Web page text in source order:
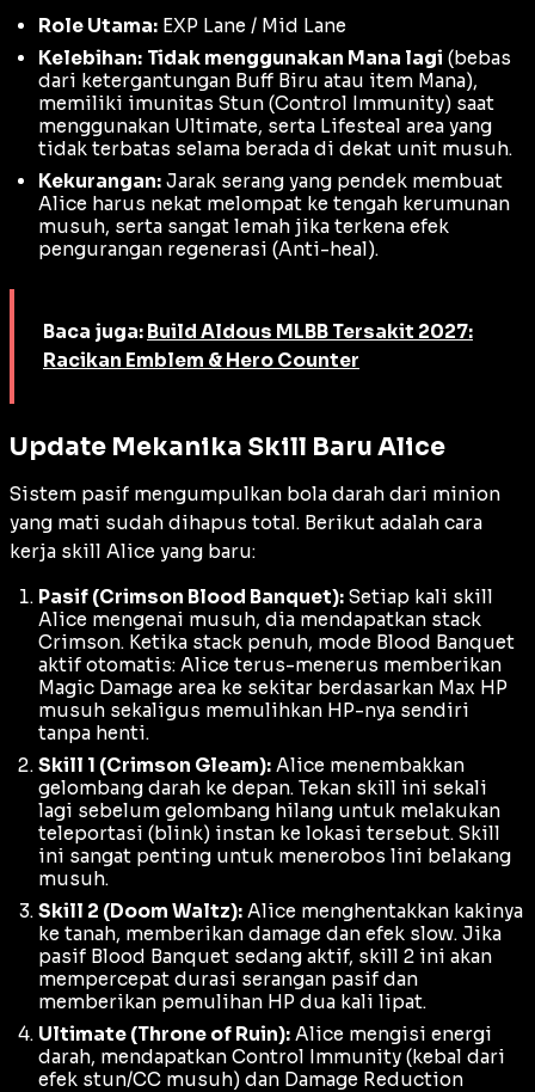
Role Utama: EXP Lane / Mid Lane
Kelebihan: Tidak menggunakan Mana lagi (bebas
dari ketergantungan Buff Biru atau item Mana),
memiliki imunitas Stun (Control Immunity) saat
menggunakan Ultimate, serta Lifesteal area yang
tidak terbatas selama berada di dekat unit musuh.
Kekurangan: Jarak serang yang pendek membuat
Alice harus nekat melompat ke tengah kerumunan
musuh, serta sangat lemah jika terkena efek
pengurangan regenerasi (Anti-heal).
Baca juga: Build Aldous MLBB Tersakit 2027:
Racikan Emblem & Hero Counter
Update Mekanika Skill Baru Alice
Sistem pasif mengumpulkan bola darah dari minion
yang mati sudah dihapus total. Berikut adalah cara
kerja skill Alice yang baru:
Pasif (Crimson Blood Banquet): Setiap kali skill
Alice mengenai musuh, dia mendapatkan stack
Crimson. Ketika stack penuh, mode Blood Banquet
aktif otomatis: Alice terus-menerus memberikan
Magic Damage area ke sekitar berdasarkan Max HP
musuh sekaligus memulihkan HP-nya sendiri
tanpa henti.
Skill 1 (Crimson Gleam): Alice menembakkan
gelombang darah ke depan. Tekan skill ini sekali
lagi sebelum gelombang hilang untuk melakukan
teleportasi (blink) instan ke lokasi tersebut. Skill
ini sangat penting untuk menerobos lini belakang
musuh.
Skill 2 (Doom Waltz): Alice menghentakkan kakinya
ke tanah, memberikan damage dan efek slow. Jika
pasif Blood Banquet sedang aktif, skill 2 ini akan
mempercepat durasi serangan pasif dan
memberikan pemulihan HP dua kali lipat.
Ultimate (Throne of Ruin): Alice mengisi energi
darah, mendapatkan Control Immunity (kebal dari
efek stun/CC musuh) dan Damage Reduction